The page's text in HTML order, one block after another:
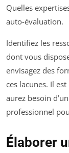
Quelles
auto-évaluation.
Identifiez les
dont vous
envisagez des
ces lacunes. Il
aurez besoin
professionnel
Élaborer